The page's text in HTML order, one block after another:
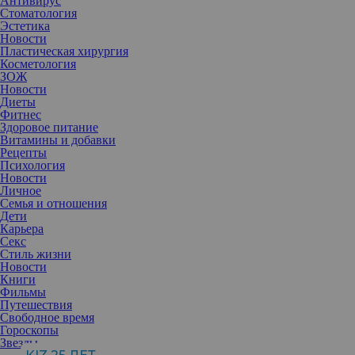
Стоматология
Эстетика
Новости
Пластическая хирургия
Косметология
ЗОЖ
Новости
Диеты
Фитнес
Здоровое питание
Витамины и добавки
Рецепты
Психология
Новости
Личное
Семья и отношения
Дети
Карьера
Секс
Стиль жизни
Новости
Книги
Фильмы
Путешествия
Свободное время
Гороскопы
Звезды
Пираты Карибского моря: мертвецы не рассказывают сказки
Возрастное ограничение:
Жанр:приключения, комедия, боевик,
В главных ролях:
Кая Скоделарио и др.